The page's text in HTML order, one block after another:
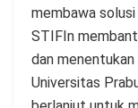
membawa
STIFIn
dan
Universitas